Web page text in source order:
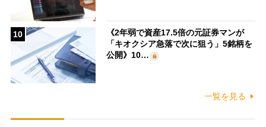
10
《2年弱で資産17.5倍の元証券マンが
「キオクシア急落で次に狙う」5銘柄を
公開》10…
一覧を見る